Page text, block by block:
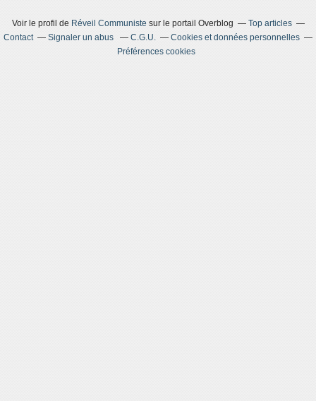
Voir le profil de Réveil Communiste sur le portail Overblog
Top articles
Contact
Signaler un abus C.G.U.
Cookies et données personnelles
Préférences cookies